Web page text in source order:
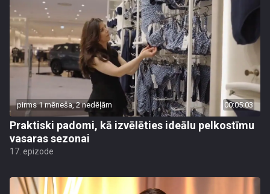
pirms 1 mēneša, 2 nedēļām 00:05:03
Praktiski padomi, kā izvēlēties ideālu pelkostīmu
vasaras sezonai
17. epizode